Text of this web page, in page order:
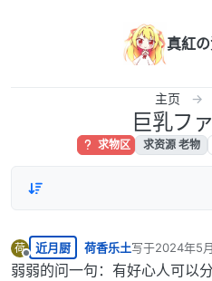
真紅
主页
巨乳フ
求物区 求资源 老物
荷
离线
近月厨 荷香乐土写于2024年5
最后由 编辑
弱弱的问一句：有好心人可以